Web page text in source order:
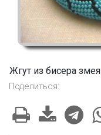
Жгут из бисера змея
Поделиться: